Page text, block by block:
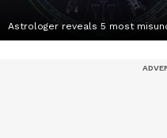
Astrologer reveals 5 most